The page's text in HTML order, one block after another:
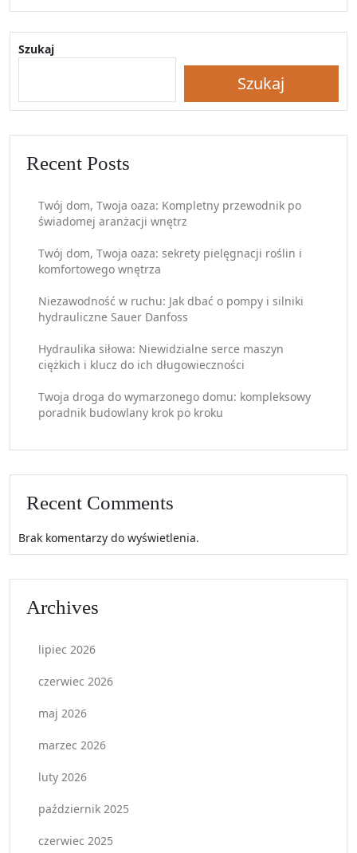
Szukaj
Szukaj
Recent Posts
Twój dom, Twoja oaza: Kompletny przewodnik po
świadomej aranżacji wnętrz
Twój dom, Twoja oaza: sekrety pielęgnacji roślin i
komfortowego wnętrza
Niezawodność w ruchu: Jak dbać o pompy i silniki
hydrauliczne Sauer Danfoss
Hydraulika siłowa: Niewidzialne serce maszyn
ciężkich i klucz do ich długowieczności
Twoja droga do wymarzonego domu: kompleksowy
poradnik budowlany krok po kroku
Recent Comments
Brak komentarzy do wyświetlenia.
Archives
lipiec 2026
czerwiec 2026
maj 2026
marzec 2026
luty 2026
październik 2025
czerwiec 2025